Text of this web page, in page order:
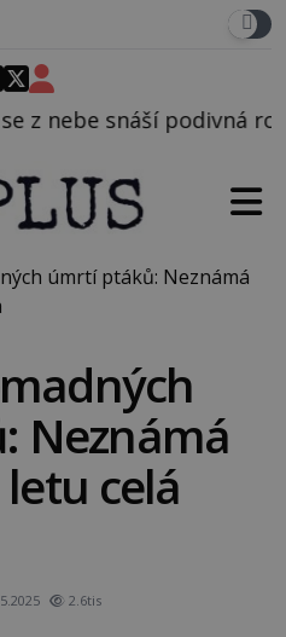
rosolovitá látka
úmrtí ptáků: Neznámá
Neznámá
celá
2.6tis